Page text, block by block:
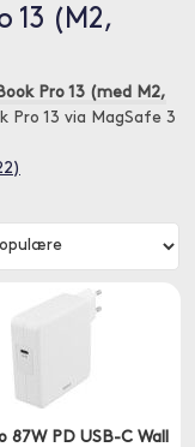
13 (M2,
Pro 13 (med M2,
Pro 13 via MagSafe 3
87W PD USB-C Wall